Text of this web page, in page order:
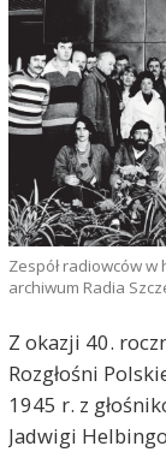
Zespół radiowców w
archiwum Radia
Z okazji 40.
Rozgłośni
1945 r. z
Jadwigi